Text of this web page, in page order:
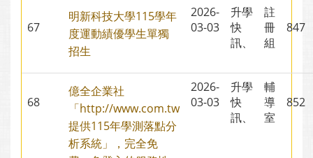
67
明新科技大學115學年
度運動績優學生單獨
招生
2026-
03-03
升學
快
訊、
註
冊
組
68
億全企業社
「http://www.com.tw
提供115年學測落點分
析系統」，完全免
2026-
03-03
升學
快
訊、
輔
導
室